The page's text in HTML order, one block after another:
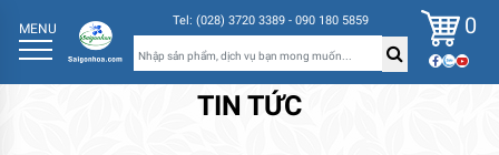
MENU Tel: (028) 3720 3389 - 090 180 5859 0
TIN TỨC